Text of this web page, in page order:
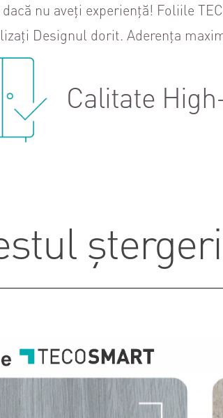
nu aveți experiență! Foliile
Designul dorit. Aderența
Calitate